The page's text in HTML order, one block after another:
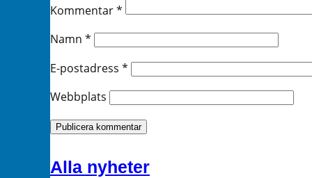
Kommentar*
Namn *
E-postadress *
Webbplats
Alla nyheter